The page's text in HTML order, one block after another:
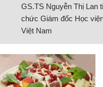
GS.TS Nguyễn Thị Lan
chức Giám đốc Học
Việt Nam